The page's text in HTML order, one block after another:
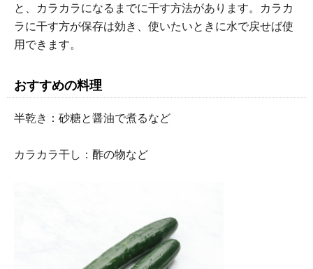
と、カラカラになるまでに干す方法があります。カラカ
ラに干す方が保存は効き、使いたいときに水で戻せば使
用できます。
おすすめの料理
半乾き：砂糖と醤油で煮るなど
カラカラ干し：酢の物など